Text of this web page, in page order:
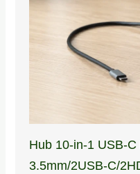
Hub 10-in-1 USB-
3.5mm/2USB-C/